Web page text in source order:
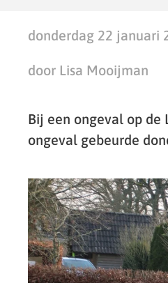
donderdag 22 januari
door Lisa Mooijman
Bij een ongeval op de
ongeval gebeurde